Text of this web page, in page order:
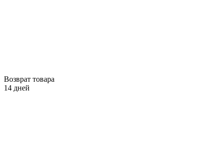
Возврат товара
14 дней